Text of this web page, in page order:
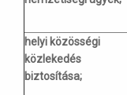
helyi közösségi
közlekedés
biztosítása;